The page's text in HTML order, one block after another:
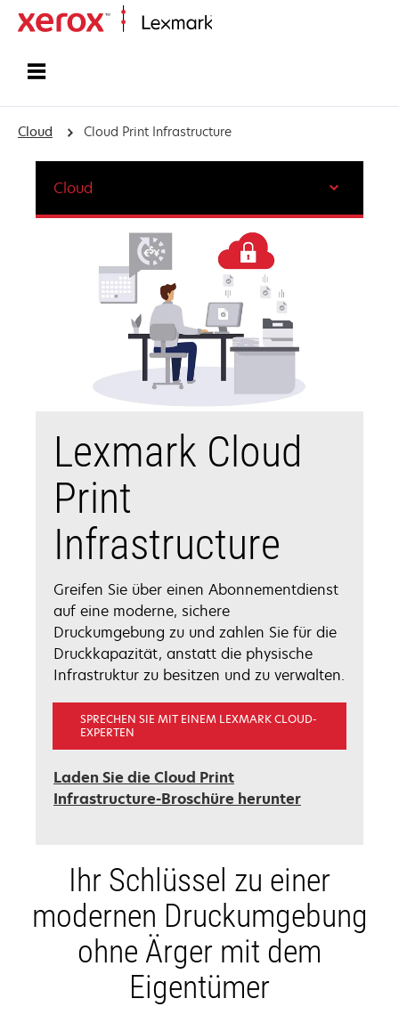
Cloud Cloud Print Infrastructure
Lexmark Cloud
Print
Infrastructure
Greifen Sie über einen Abonnementdienst
auf eine moderne, sichere
Druckumgebung zu und zahlen Sie für die
Druckkapazität, anstatt die physische
Infrastruktur zu besitzen und zu verwalten.
SPRECHEN SIE MIT EINEM LEXMARK CLOUD-
EXPERTEN
Laden Sie die Cloud Print
Infrastructure-Broschüre herunterwird
Registerkarte
geöffnet
Cloud
Ihr Schlüssel zu einer
modernen Druckumgebung
ohne Ärger mit dem
Eigentümer